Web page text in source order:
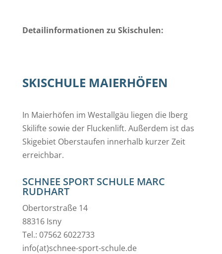
Detailinformationen zu Skischulen:
SKISCHULE MAIERHÖFEN
In Maierhöfen im Westallgäu liegen die Iberg
Skilifte sowie der Fluckenlift. Außerdem ist das
Skigebiet Oberstaufen innerhalb kurzer Zeit
erreichbar.
SCHNEE SPORT SCHULE MARC
RUDHART
Obertorstraße 14
88316 Isny
Tel.: 07562 6022733
info(at)schnee-sport-schule.de